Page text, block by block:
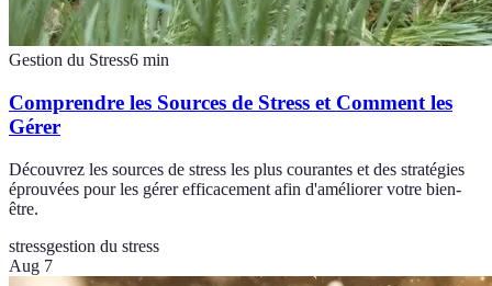
Gestion du Stress6 min
Comprendre les Sources de Stress et Comment les
Gérer
Découvrez les sources de stress les plus courantes et des stratégies
éprouvées pour les gérer efficacement afin d'améliorer votre bien-
être.
stressgestion du stress
Aug 7